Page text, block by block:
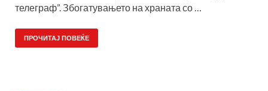
телеграф”. Збогатувањето на храната со …
ПРОЧИТАЈ ПОВЕЌЕ